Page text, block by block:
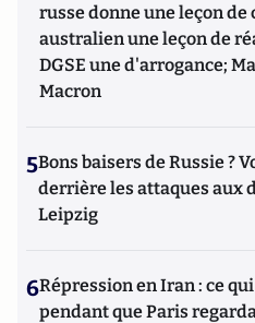
russe donne une leçon de
australien une leçon de
DGSE une d'arrogance;
Macron
5Bons baisers de Russie ?
derrière les attaques aux
Leipzig
6Répression en Iran : ce
pendant que Paris